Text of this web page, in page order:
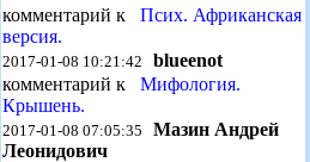
комментарий к Псих. Африканская
версия.
2017-01-08 10:21:42 blueenot
комментарий к Мифология.
Крышень.
2017-01-08 07:05:35 Мазин Андрей
Леонидович